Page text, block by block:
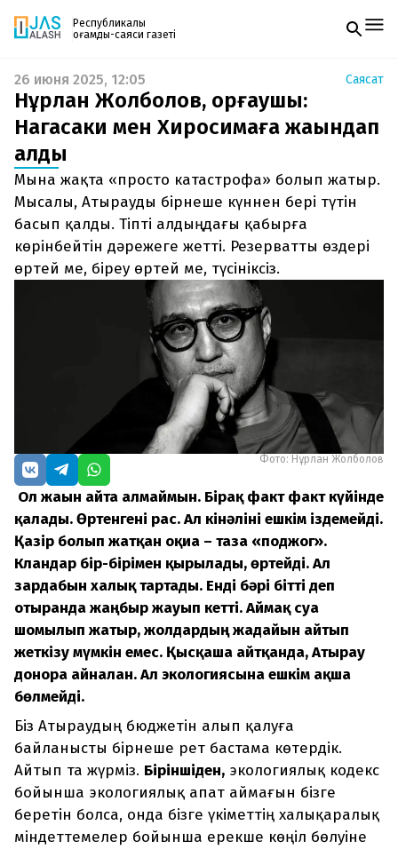
Республикалық
қоғамдық-саяси газеті
Жаңалықтар
Спорт
Live
Руханият
Аймақ
Архив
Заң және тәртіп
Редакциямен байланыс
+7 708 604 51 06
Жарнама бөлімі
+7 701 220 64 52
zhasalash100@gmail.com
Газетке жазылу
PDF форматтағы газетті ай сайын электронды
поштаңызға алып отырыңыз. Жаңа нөмір
шыққан сәтте сізге бірден жіберіледі. Тек email
енгізіңіз, біз қалғанын өзіміз жібереміз.
26 июня 2025, 12:05 Саясат
Нұрлан Жолболов, қорғаушы:
Нагасаки мен Хиросимаға жақындап
қалдық
Мына жақта «просто катастрофа» болып жатыр.
Мысалы, Атырауды бірнеше күннен бері түтін
басып қалды. Тіпті алдыңдағы қабырға
көрінбейтін дәрежеге жетті. Резерватты өздері
өртей ме, біреу өртей ме, түсініксіз.
Фото: Нұрлан Жолболов
Ол жағын айта алмаймын. Бірақ факт факт күйінде
қалады. Өртенгені рас. Ал кінәліні ешкім іздемейді.
Қазір болып жатқан оқиға – таза «поджог».
Кландар бір-бірімен қырылады, өртейді. Ал
зардабын халық тартады. Енді бәрі бітті деп
отырғанда жаңбыр жауып кетті. Аймақ суға
шомылып жатыр, жолдардың жағдайын айтып
жеткізу мүмкін емес. Қысқаша айтқанда, Атырау
донорға айналған. Ал экологиясына ешкім ақша
бөлмейді.
Біз Атыраудың бюджетін алып қалуға
байланысты бірнеше рет бастама көтердік.
Айтып та жүрміз. Біріншіден, экологиялық кодекс
бойынша экологиялық апат аймағын бізге
беретін болса, онда бізге үкіметтің халықаралық
міндеттемелер бойынша ерекше көңіл бөлуіне